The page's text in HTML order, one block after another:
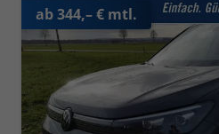
ab 344,– € mtl.